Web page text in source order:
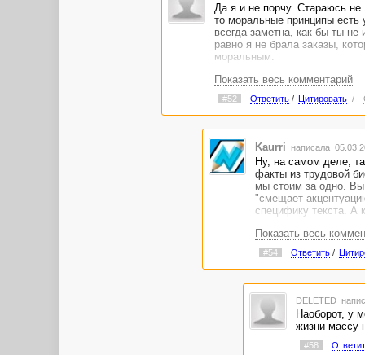
Да я и не порчу. Стараюсь не
то моральные принципы есть
всегда заметна, как бы ты
равно я не брала заказы,
моральным.
Показать весь комментарий
#52 Ответить/ Цитировать /
Kaurri написала
Ну, на самом деле,
факты из трудовой
мы стоим за одно.
"смещает
специфику текста. А
Мне кажется, у вас
Показать весь
#54 Ответить/
DELETED
Наоборот, у
жизни массу
#58